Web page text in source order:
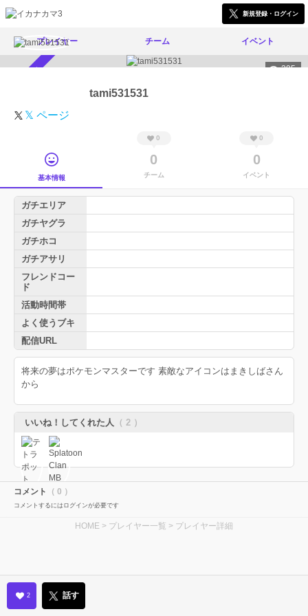
新規登録・ログイン
プレイヤー チーム イベント
295
tami531531
𝕏 ページ
基本情報
0
0
チーム
0
0
イベント
ガチエリア
ガチヤグラ
ガチホコ
ガチアサリ
フレンドコー
ド
活動時間帯
よく使うブキ
配信URL
将来の夢はポケモンマスターです 素敵なアイコンはまきしばさん
から
いいね！してくれた人 （ 2 ）
コメント （ 0 ）
コメントするにはログインが必要です
HOME > プレイヤー一覧 > プレイヤー詳細
2 話す